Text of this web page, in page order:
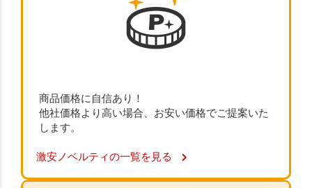
商品価格に自信あり！
他社価格より高い場合、お安い価格でご提案いた
します。
激安ノベルティの一覧を見る